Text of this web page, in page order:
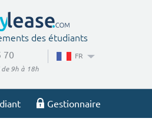
des étudiants
70
9h à 18h
FR
Gestionnaire